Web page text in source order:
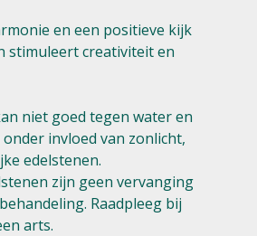
en een positieve kijk
stimuleert creativiteit en
niet goed tegen water en
invloed van zonlicht,
edelstenen.
zijn geen vervanging
Raadpleeg bij
arts.